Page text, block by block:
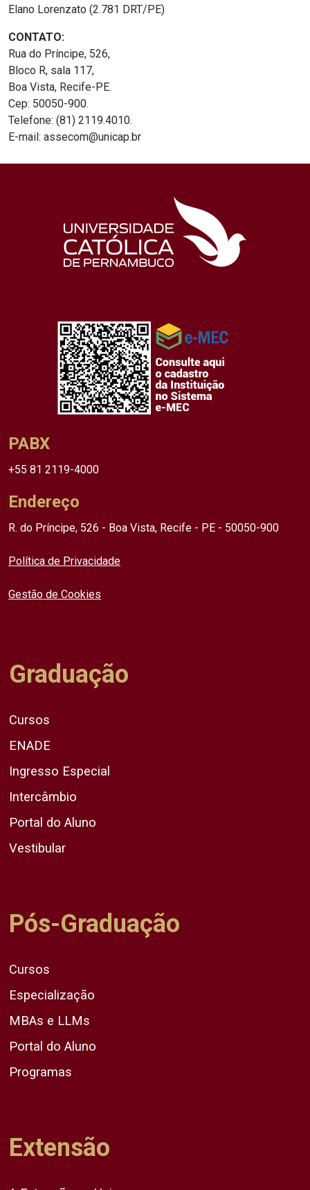
Elano Lorenzato (2.781 DRT/PE)
CONTATO:
Rua do Príncipe, 526,
Bloco R, sala 117,
Boa Vista, Recife-PE.
Cep: 50050-900.
Telefone: (81) 2119.4010.
E-mail: assecom@unicap.br
PABX
+55 81 2119-4000
Endereço
R. do Príncipe, 526 - Boa Vista, Recife - PE - 50050-900
Política de Privacidade
Gestão de Cookies
Graduação
Cursos
ENADE
Ingresso Especial
Intercâmbio
Portal do Aluno
Vestibular
Pós-Graduação
Cursos
Especialização
MBAs e LLMs
Portal do Aluno
Programas
Extensão